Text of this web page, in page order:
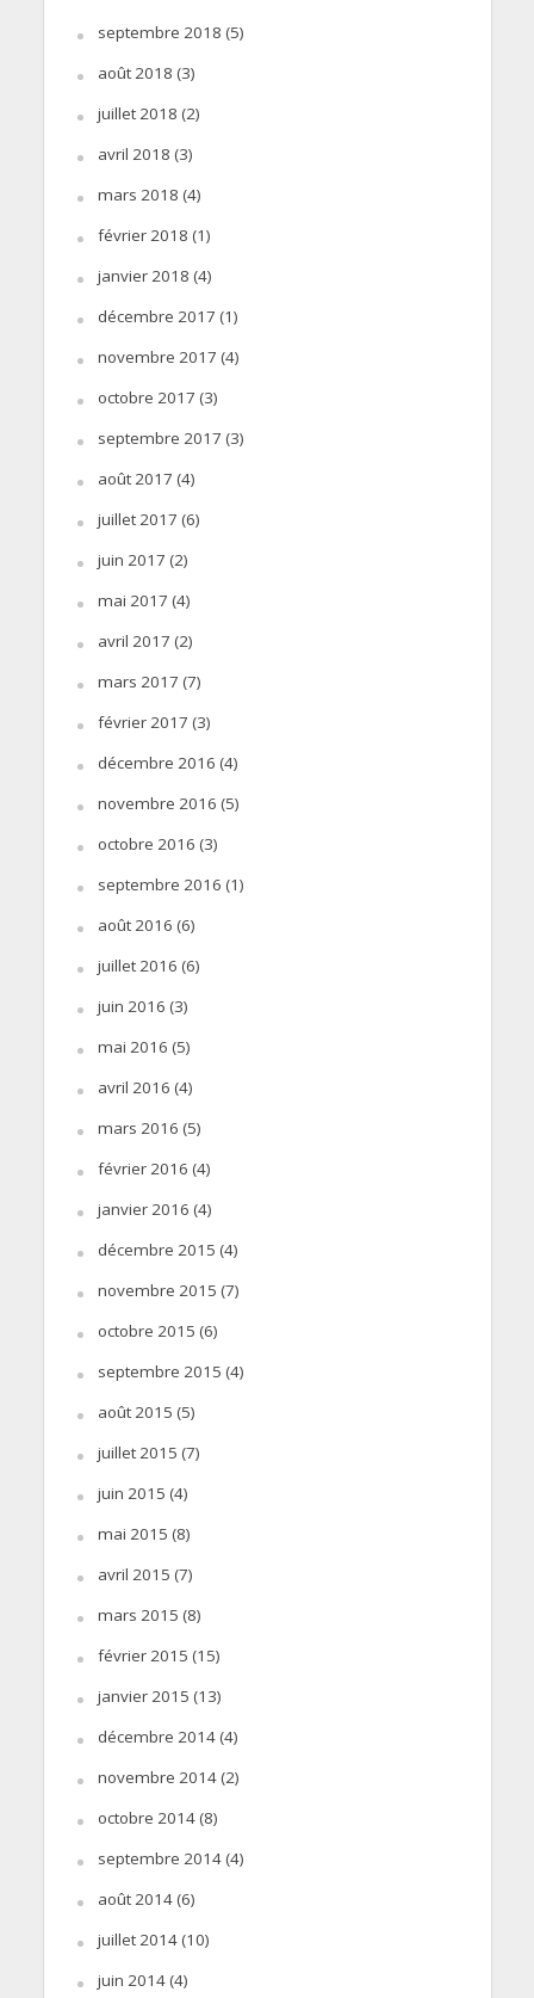
septembre 2018 (5)
août 2018 (3)
juillet 2018 (2)
avril 2018 (3)
mars 2018 (4)
février 2018 (1)
janvier 2018 (4)
décembre 2017 (1)
novembre 2017 (4)
octobre 2017 (3)
septembre 2017 (3)
août 2017 (4)
juillet 2017 (6)
juin 2017 (2)
mai 2017 (4)
avril 2017 (2)
mars 2017 (7)
février 2017 (3)
décembre 2016 (4)
novembre 2016 (5)
octobre 2016 (3)
septembre 2016 (1)
août 2016 (6)
juillet 2016 (6)
juin 2016 (3)
mai 2016 (5)
avril 2016 (4)
mars 2016 (5)
février 2016 (4)
janvier 2016 (4)
décembre 2015 (4)
novembre 2015 (7)
octobre 2015 (6)
septembre 2015 (4)
août 2015 (5)
juillet 2015 (7)
juin 2015 (4)
mai 2015 (8)
avril 2015 (7)
mars 2015 (8)
février 2015 (15)
janvier 2015 (13)
décembre 2014(4)
novembre 2014(2)
octobre 2014(8)
septembre 2014(4)
août 2014(6)
juillet 2014(10)
juin 2014(4)